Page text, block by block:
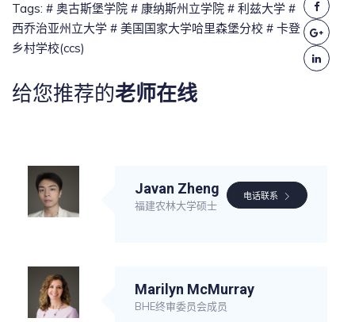
Tags: # 奥古斯堡学院 # 康纳斯州立学院 # 利兹大学 #
西乔治亚州立大学 # 美国国家大学哈里森堡分校 # 卡登
乡村学校(ccs)
给您推荐的老师在线
Javan Zheng
福建农林大学硕士
电话联系
Marilyn McMurray
BHE终审委员会成员